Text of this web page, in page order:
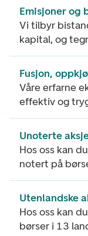
Emisjoner og
Vi tilbyr
kapital, og
Fusjon,
Våre erfarne
effektiv og
Unoterte
Hos oss kan
notert på
Utenlandske
Hos oss kan
børser i 13